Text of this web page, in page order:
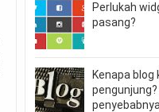
Perlukah
pasang?
Kenapa blog
penyebabnya